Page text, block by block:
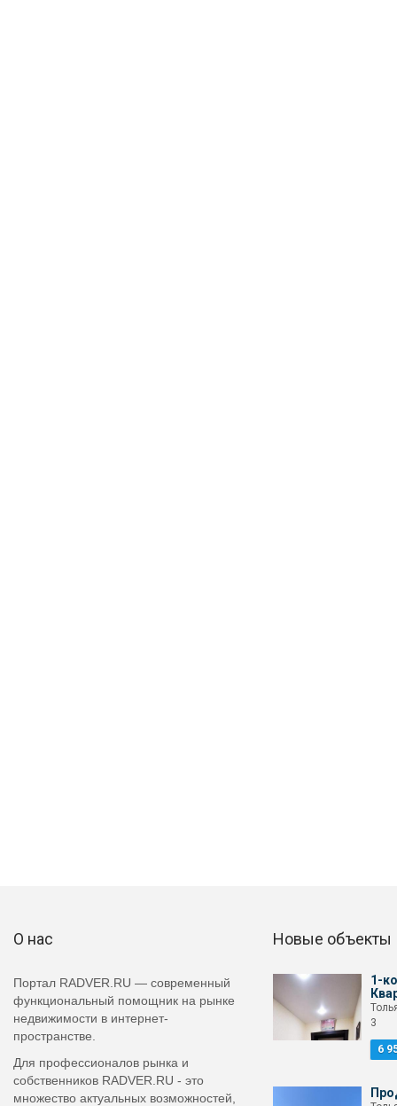
О нас
Портал RADVER.RU — современный
функциональный помощник на рынке
недвижимости в интернет-
пространстве.
Для профессионалов рынка и
собственников RADVER.RU - это
множество актуальных возможностей,
Новые объекты
1-
3
6